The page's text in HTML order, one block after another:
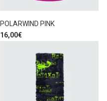
POLARWIND PINK
16,00€